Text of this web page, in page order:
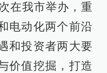
在我市举办，重
电动化两个前沿
和投资者两大要
价值挖掘，打造